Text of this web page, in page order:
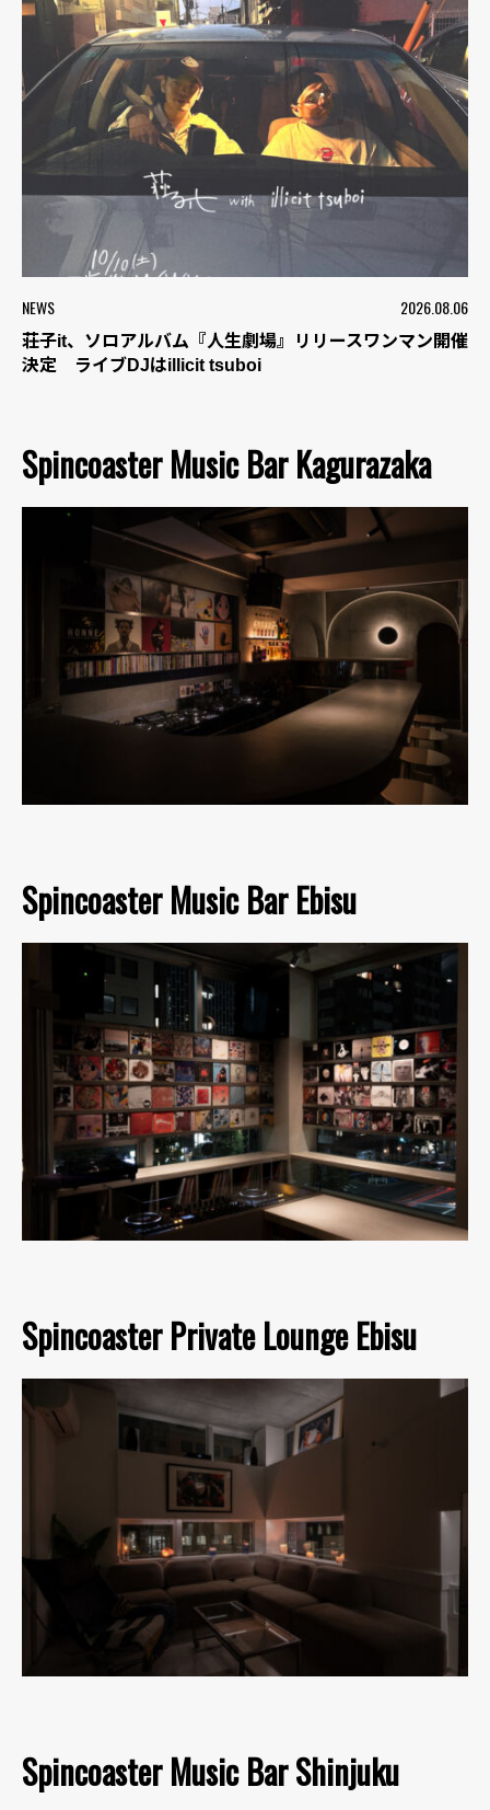
NEWS 2026.08.06
荘子it、ソロアルバム『人生劇場』リリースワンマン開催
決定 ライブDJはillicit tsuboi
Spincoaster Music Bar Kagurazaka
Spincoaster Music Bar Ebisu
Spincoaster Private Lounge Ebisu
Spincoaster Music Bar Shinjuku